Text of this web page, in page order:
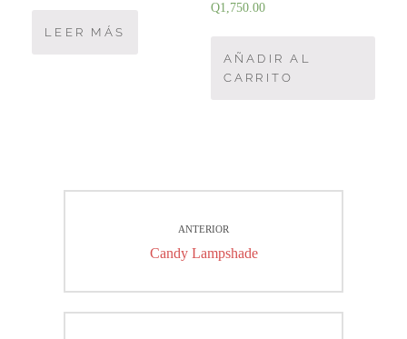
LEER MÁS
Q1,750.00
AÑADIR AL
CARRITO
ANTERIOR
Entrada
Candy Lampshade